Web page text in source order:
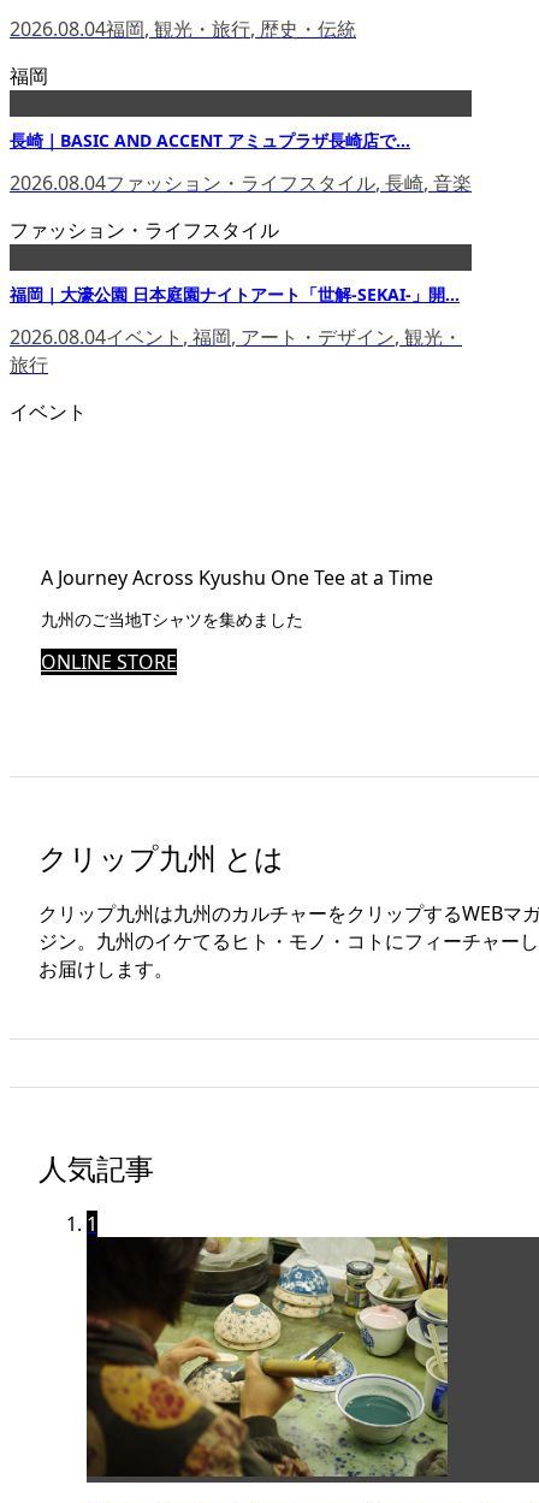
2026.08.04福岡, 観光・旅行, 歴史・伝統
福岡
長崎｜BASIC AND ACCENT アミュプラザ長崎店で...
2026.08.04ファッション・ライフスタイル, 長崎, 音楽
ファッション・ライフスタイル
福岡｜大濠公園 日本庭園ナイトアート「世解-SEKAI-」開...
2026.08.04イベント , 福岡, アート・デザイン, 観光・
旅行
イベント
A Journey Across Kyushu One Tee at a Time
九州のご当地Tシャツを集めました
ONLINE STORE
クリップ九州 とは
クリップ九州は九州のカルチャーをクリップするWEBマ
ジン。九州のイケてるヒト・モノ・コトにフィーチャー
お届けします。
人気記事
1